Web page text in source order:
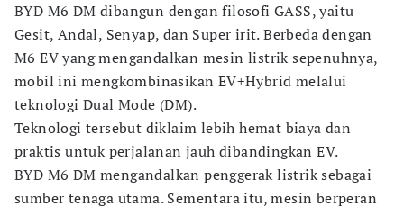
BYD M6 DM dibangun dengan filosofi GASS, yaitu
Gesit, Andal, Senyap, dan Super irit. Berbeda dengan
M6 EV yang mengandalkan mesin listrik sepenuhnya,
mobil ini mengkombinasikan EV+Hybrid melalui
teknologi Dual Mode (DM).
Teknologi tersebut diklaim lebih hemat biaya dan
praktis untuk perjalanan jauh dibandingkan EV.
BYD M6 DM mengandalkan penggerak listrik sebagai
sumber tenaga utama. Sementara itu, mesin berperan